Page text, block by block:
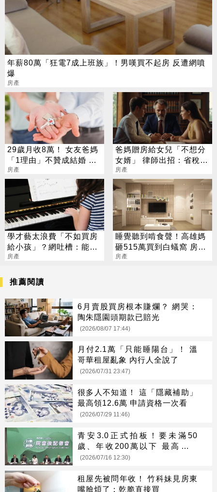
年薪80萬「狂電7成上班族」！男嘆買不起房 反遭網噴
爆
房產
29歲月收8萬！ 女友爸媽
「1理由」不贊成結婚 網
挺家長：現實很殘酷
房產
爸媽贈房給女兒「不想分
女婿」 律師出招：省稅又
能保財產
房產
學才藝太浪費「不如買房
給小孩」？網吐槽：能買
房就不差這點錢
房產
睡覺聽到啃食聲！高雄媽
砸515萬買到白蟻窩 房仲
撇清：不保固
房產
推薦閱讀
6月賣股買房根本賺爛？ 網哭：
陶朱隱園頭期款已賠光
(2026/08/07 17:44)
月付2.1萬「只能睡陽台」！ 溫
哥華租屋亂象 內行人全說了
(2026/07/31 23:47)
很多人不知道！ 這「隱藏補助」
最高領12.6萬 申請資格一次看
(2026/07/29 11:46)
青安3.0正式拍板！要未滿50
歲、年收200萬以下 最高可貸
1500萬
(2026/07/16 12:30)
租屋先被問年收！ 竹科妹見房東
嘴臉煩了：乾脆直接買